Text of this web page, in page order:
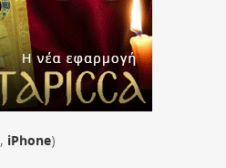
, iPhone)